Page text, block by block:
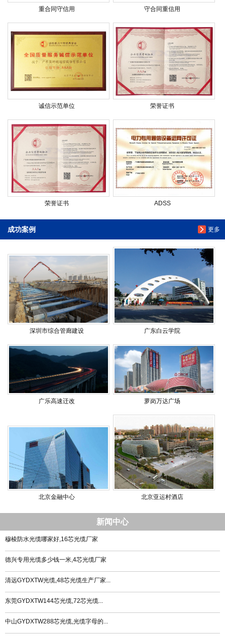
重合同守信用 守合同重信用
诚信示范单位 荣誉证书
荣誉证书 ADSS
更多
成功案例
深圳市综合管廊建设 广东白云学院
广乐高速迁改 萝岗万达广场
北京金融中心 北京亚运村酒店
新闻中心
穆棱防水光缆哪家好,16芯光缆厂家
德兴专用光缆多少钱一米,4芯光缆厂家
清远GYDXTW光缆,48芯光缆生产厂家...
东莞GYDXTW144芯光缆,72芯光缆...
中山GYDXTW288芯光缆,光缆字母的...